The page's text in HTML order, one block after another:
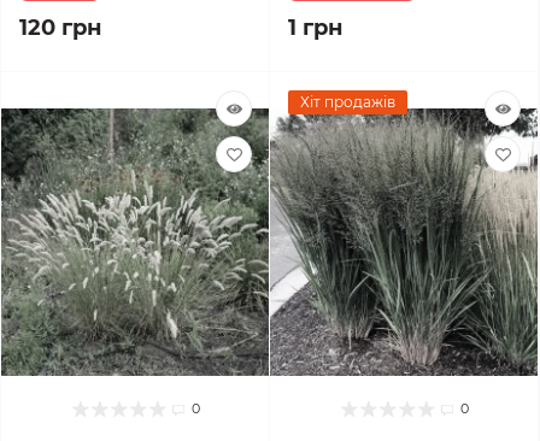
120 грн 1 грн
0
Хіт продажів
0